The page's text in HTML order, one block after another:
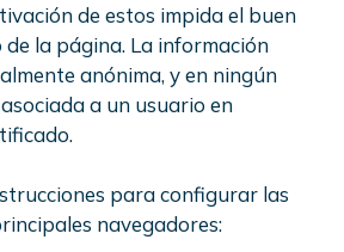
de estos impida el buen
la página. La información
anónima, y en ningún
a un usuario en
para configurar las
navegadores: